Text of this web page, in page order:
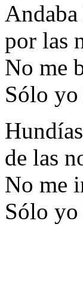
por las
No me
Sólo yo
de las
No me
Sólo